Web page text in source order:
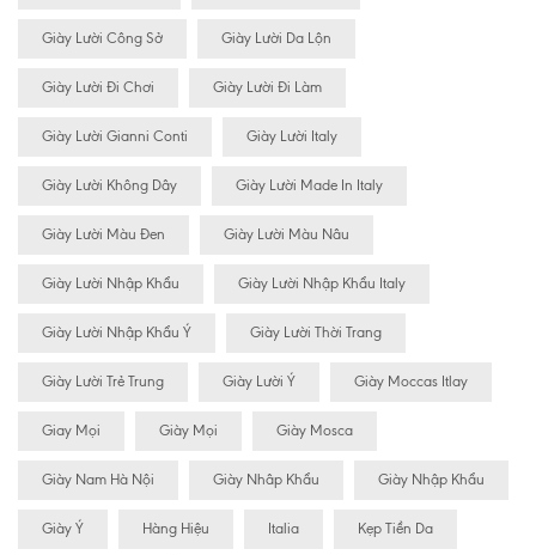
Giày Lười Công Sở Giày Lười Da Lộn
Giày Lười Đi Chơi Giày Lười Đi Làm
Giày Lười Gianni Conti Giày Lười Italy
Giày Lười Không Dây Giày Lười Made In Italy
Giày Lười Màu Đen Giày Lười Màu Nâu
Giày Lười Nhập Khẩu Giày Lười Nhập Khẩu Italy
Giày Lười Nhập Khẩu Ý Giày Lười Thời Trang
Giày Lười Trẻ Trung Giày Lười Ý Giày Moccas Itlay
Giay Mọi Giày Mọi Giày Mosca
Giày Nam Hà Nội Giày Nhâp Khẩu Giày Nhập Khẩu
Giày Ý Hàng Hiệu Italia Kẹp Tiền Da